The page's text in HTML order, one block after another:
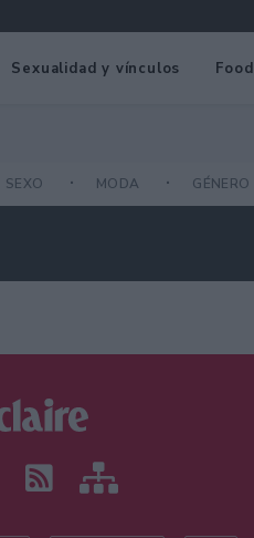
Sexualidad y vínculos Food
SEXO MODA GÉNERO